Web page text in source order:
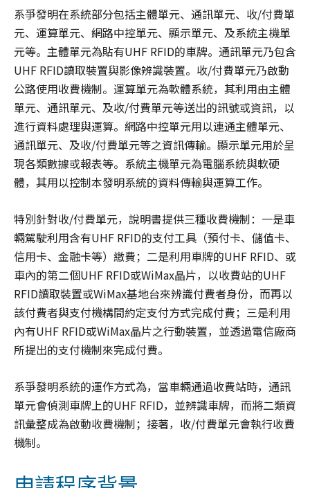
系爭發明在系統部分包括主體單元、通訊單元、收/付費單
元、運算單元、網路中控單元、顯示單元、及系統主機單
元等。主體單元為貼有UHF RFID的車牌。通訊單元乃包含
UHF RFID讀取裝置與影像辨識裝置。收/付費單元乃啟動
公路使用收費機制。運算單元為軟體系統，其利用由主體
單元、通訊單元、及收/付費單元等送出的訊號或資訊，以
進行資料處理與運算。網路中控單元用以連通主體單元、
通訊單元、及收/付費單元等之資訊傳輸。顯示單元用於呈
現各類數據或報表等。系統主機單元為電腦系統與軟硬
體，其用以控制本發明系統的資料傳輸與運算工作。
特別針對收/付費單元，說明書提供三種收費機制：一是車
輛駕駛利用含有UHF RFID的支付工具（預付卡、儲值卡、
信用卡、金融卡等）繳費；二是利用車牌的UHF RFID、或
車內的第二個UHF RFID或WiMax晶片，以收費站的UHF
RFID讀取裝置或WiMax基地台來辨識付費者身份，而再以
該付費者與支付機構間約定支付方式完成付費；三是利用
內有UHF RFID或WiMax晶片之行動裝置，並透過電信廠商
所提出的支付機制來完成付費。
系爭發明系統的運作方式為，當車輛通過收費站時，通訊
單元會偵測車牌上的UHF RFID，並辨識車牌，而將二類資
訊彙整成為啟動收費機制；接著，收/付費單元會執行收費
機制。